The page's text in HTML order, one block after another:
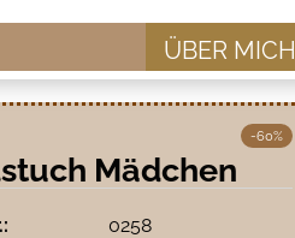
ÜBER MICH
-60%
Mädchen
0258